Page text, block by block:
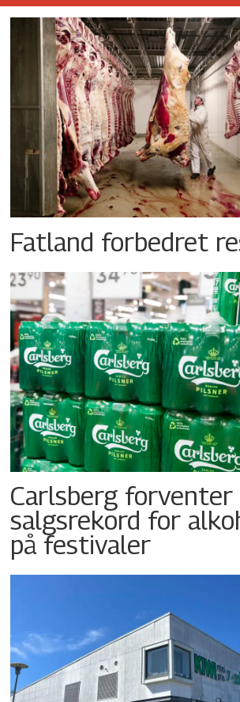
Fatland forbedret
Carlsberg forventer
salgsrekord for
på festivaler